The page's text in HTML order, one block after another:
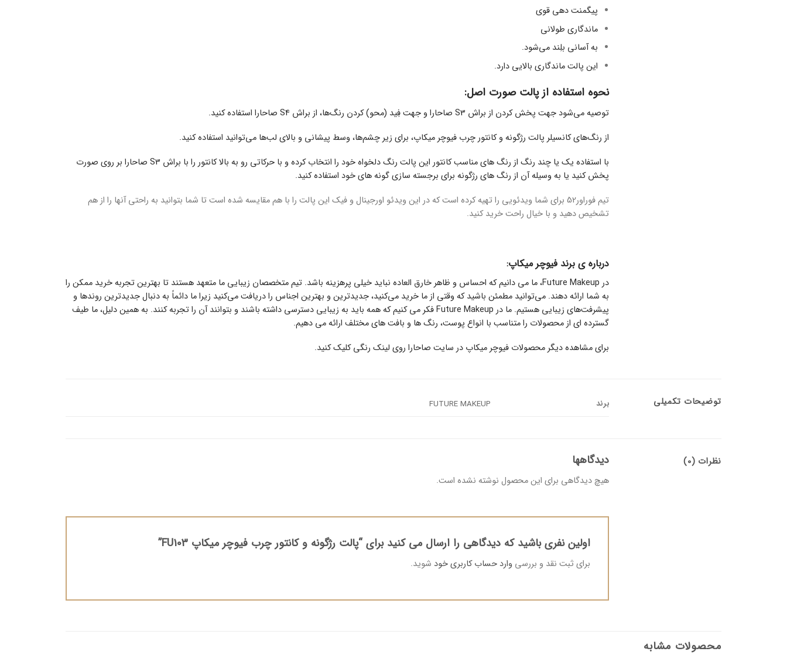
پیگمنت دهی قوی
ماندگاری طولانی
به آسانی بلِند می‌شود.
این پالت ماندگاری بالایی دارد.
نحوه استفاده از پالت صورت اصل:
توصیه می‌شود جهت پخش کردن از براش S3 صاحارا و جهت فِید (محو) کردن رنگ‌ها، از براش S4 صاحارا
استفاده کنید.
از رنگ‌های کانسیلر پالت رژگونه و کانتور چرب فیوچر میکاپ، برای زیر چشم‌ها، وسط پیشانی و بالای لب‌ها می‌توانید استفاده کنید.
با استفاده یک یا چند رنگ از رنگ های مناسب کانتور این پالت رنگ دلخواه خود را انتخاب کرده و با حرکاتی رو به بالا کانتور را با براش S3 صاحارا
بر روی صورت
پخش کنید یا به وسیله آن از رنگ های رژگونه برای برجسته سازی گونه های خود استفاده کنید.
تیم فوراور52 برای شما ویدئویی را تهیه کرده است که در این ویدئو اورجینال و فیک این پالت را با هم مقایسه شده است تا شما بتوانید به راحتی آنها را از هم
تشخیص دهید و با خیال راحت خرید کنید.
درباره ی برند فیوچر میکاپ:
در Future Makeup، ما می دانیم که احساس و ظاهر خارق العاده نباید خیلی پرهزینه باشد. تیم متخصصان زیبایی ما متعهد هستند تا بهترین تجربه خرید ممکن را
به شما ارائه دهند. می‌توانید مطمئن باشید که وقتی از ما خرید می‌کنید، جدیدترین و بهترین اجناس را دریافت می‌کنید زیرا ما دائماً به دنبال جدیدترین روندها و
پیشرفت‌های زیبایی هستیم. ما در Future Makeup فکر می کنیم که همه باید به زیبایی دسترسی داشته باشند و بتوانند آن را تجربه کنند. به همین دلیل، ما طیف
گسترده ای از محصولات را متناسب با انواع پوست، رنگ ها و بافت های مختلف ارائه می دهیم.
برای مشاهده دیگرمحصولات فیوچر میکاپ در سایت صاحارا روی لینک رنگی کلیک کنید.
توضیحات تکمیلی برند FUTURE MAKEUP
نظرات (0) دیدگاهها
هیچ دیدگاهی برای این محصول نوشته نشده است.
اولین نفری باشید که دیدگاهی را ارسال می کنید برای “پالت رژگونه و کانتور چرب فیوچر میکاپ FU103”
برای ثبت نقد و بررسی وارد حساب کاربری خود شوید.
محصولات مشابه